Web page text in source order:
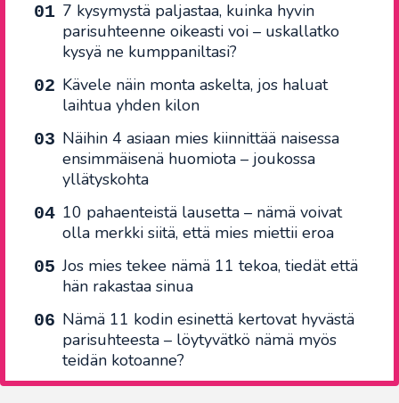
7 kysymystä paljastaa, kuinka hyvin
parisuhteenne oikeasti voi – uskallatko
kysyä ne kumppaniltasi?
Kävele näin monta askelta, jos haluat
laihtua yhden kilon
Näihin 4 asiaan mies kiinnittää naisessa
ensimmäisenä huomiota – joukossa
yllätyskohta
10 pahaenteistä lausetta – nämä voivat
olla merkki siitä, että mies miettii eroa
Jos mies tekee nämä 11 tekoa, tiedät että
hän rakastaa sinua
Nämä 11 kodin esinettä kertovat hyvästä
parisuhteesta – löytyvätkö nämä myös
teidän kotoanne?